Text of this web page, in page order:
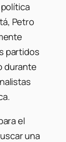
Petro
partidos
durante
el
una